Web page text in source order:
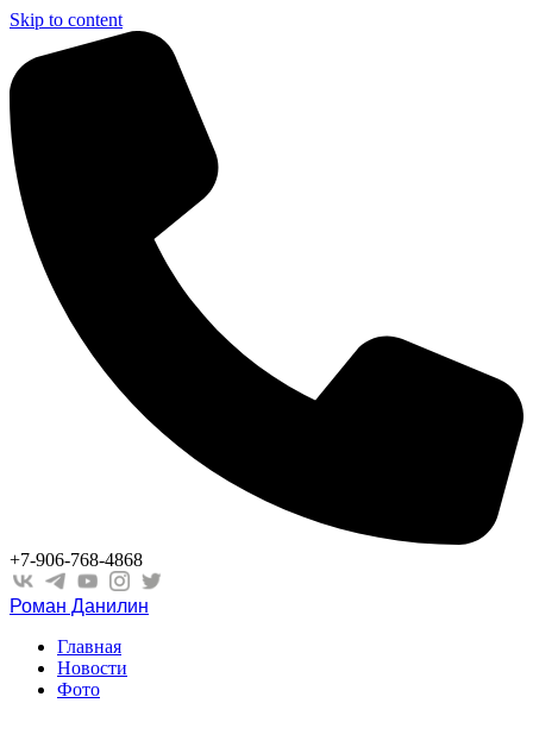
Skip to content
+7-906-768-4868
Роман Данилин
Главная
Новости
Фото